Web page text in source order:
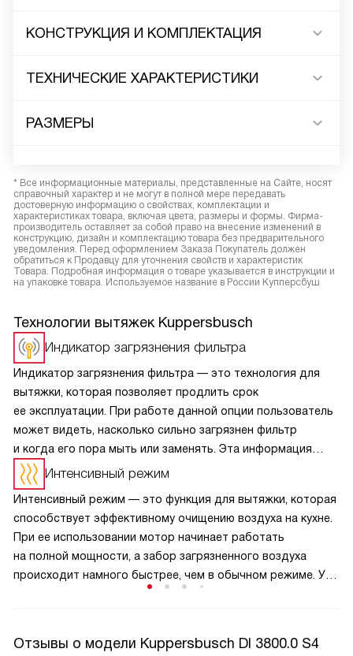
КОНСТРУКЦИЯ И КОМПЛЕКТАЦИЯ
ТЕХНИЧЕСКИЕ ХАРАКТЕРИСТИКИ
РАЗМЕРЫ
* Все информационные материалы, представленные на Сайте, носят
справочный характер и не могут в полной мере передавать
достоверную информацию о свойствах, комплектации и
характеристиках товара, включая цвета, размеры и формы. Фирма-
производитель оставляет за собой право на внесение изменений в
конструкцию, дизайн и комплектацию товара без предварительного
уведомления. Перед оформлением Заказа Покупатель должен
обратиться к Продавцу для уточнения свойств и характеристик
Товара. Подробная информация о товаре указывается в инструкции и
на упаковке товара. Используемое название в России Купперсбуш
Технологии вытяжек Kuppersbusch
Индикатор загрязнения фильтра
Индикатор загрязнения фильтра — это технология для
вытяжки, которая позволяет продлить срок
ее эксплуатации. При работе данной опции пользователь
может видеть, насколько сильно загрязнен фильтр
и когда его пора мыть или заменять. Эта информация
отображается на дисплее, что позволяет с легкостью
отслеживать состояние компонентов прибора.
О необходимости чистки или замены элемента сообщает
светодиодный сигнал.
Интенсивный режим
Интенсивный режим — это функция для вытяжки, которая
способствует эффективному очищению воздуха на кухне.
При ее использовании мотор начинает работать
на полной мощности, а забор загрязненного воздуха
происходит намного быстрее, чем в обычном режиме. Уже
Отзывы о модели Kuppersbusch DI 3800.0 S4